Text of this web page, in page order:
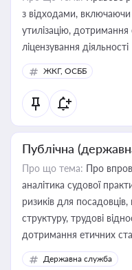
з відходами,
утилізацію, дотримання
ліцензування діяльності
ЖКГ, ОСББ
Публічна
Про що тема: Про
аналітика судової
ризиків для посадовців,
структуру, трудові
дотримання етичних
Державна служба